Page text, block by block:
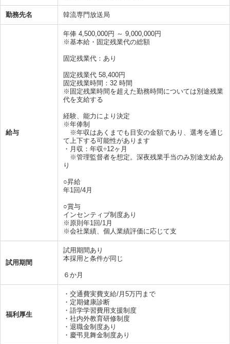
勤務先名 韓流専門放送局
給与
年俸 4,500,000円 ～ 9,000,000円
※基本給・固定残業代の総額
固定残業代：あり
固定残業代 58,400円
固定残業時間：32 時間
※固定残業時間を超えた勤務時間については別途残業
代を支給する
経験、能力により決定
※年俸制
※年収はあくまでも目安の金額であり、選考を通じ
て上下する可能性があります
・月収：年収÷12ヶ月
※管理監督者を想定。深夜残業手当のみ別途支給あ
り
○昇給
年1回/4月
○賞与
インセンティブ制度あり
※原則年1回/1月
※会社業績、個人業績評価に応じて支
試用期間
試用期間あり
本採用と条件が同じ
６か月
福利厚生
・交通費実費支給/月5万円まで
・定期健康診断
・語学学習費用支援制度
・社内外教育研修制度
・退職金制度あり
・慶弔見舞金制度あり